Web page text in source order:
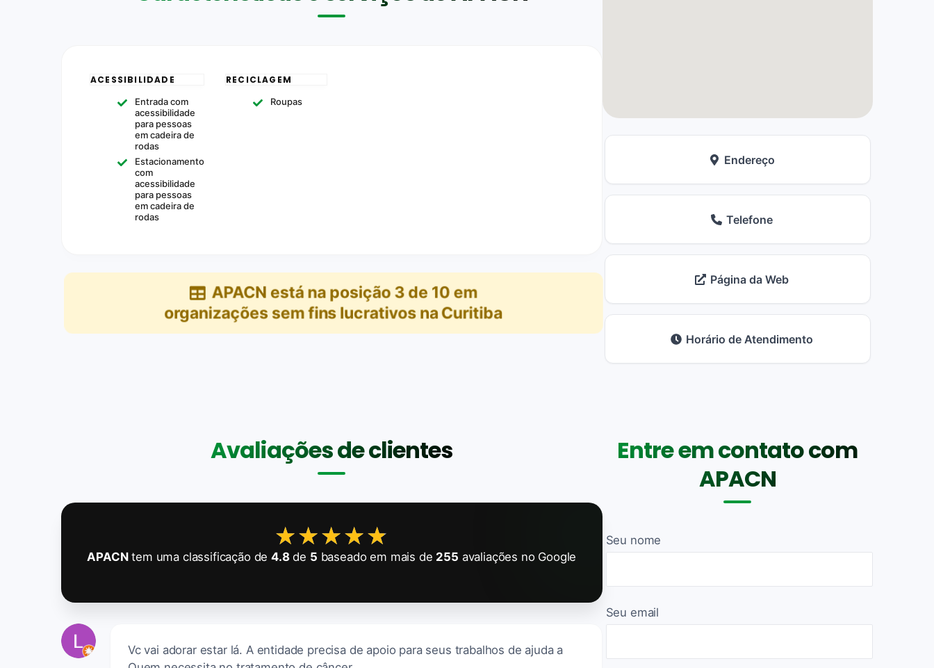
ACESSIBILIDADE
Entrada com
acessibilidade
para pessoas
em cadeira de
rodas
Estacionamento
com
acessibilidade
para pessoas
em cadeira de
rodas
RECICLAGEM
Roupas
APACN está na posição3 de 10 em
organizações sem fins lucrativos na Curitiba
Endereço
Telefone
Página da Web
Horário de Atendimento
Avaliações de clientes
★★★★★
★★★★★
APACNtem uma classificação de4.8de 5 baseado em mais de 255 avaliações no Google
Vc vai adorar estar lá. A entidade precisa de apoio para seus trabalhos de ajuda a
Entre em contato com
APACN
Seu nome
Seu email